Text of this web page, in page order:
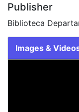
Publisher
Biblioteca
Images &